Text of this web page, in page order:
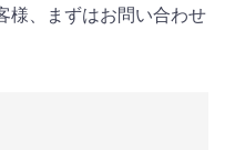
様、まずはお問い合わせ